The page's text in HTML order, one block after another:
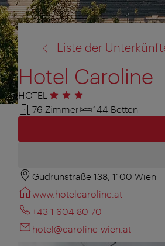
Liste der
Hotel Caroline
HOTEL 3 Sterne
76 Zimmer
144 Betten
Gudrunstraße 138, 1100 Wien
www.hotelcaroline.at
+43 1 604 80 70
hotel@caroline-wien.at